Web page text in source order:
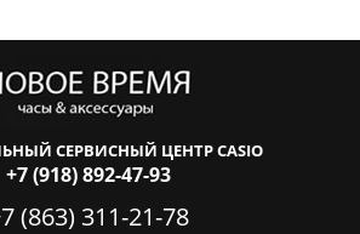
СЕРВИСНЫЙ ЦЕНТР CASIO
+7 (918) 892-47-93
(863) 311-21-78